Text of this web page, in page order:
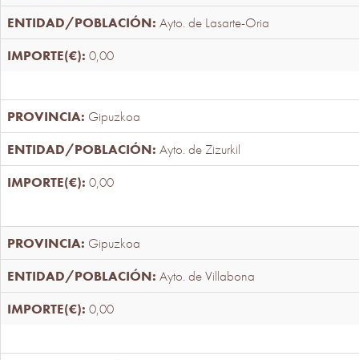
Ayto. de Lasarte-Oria
0,00
Gipuzkoa
Ayto. de Zizurkil
0,00
Gipuzkoa
Ayto. de Villabona
0,00